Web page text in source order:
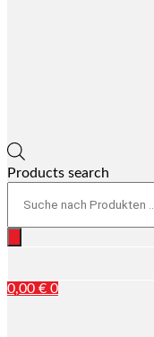
Products search
0,00 € 0